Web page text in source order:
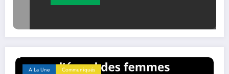
A La Une Communiqués